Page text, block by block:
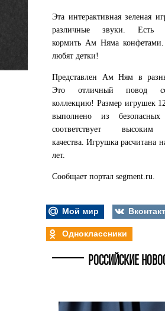
Эта интерактивная зеленая
различные звуки. Есть
кормить Ам Няма
любят детки!
Представлен Ам Ням в
Это отличный повод
коллекцию! Размер игрушек
выполнено из безопасных
соответствует высоким
качества. Игрушка расчитана
лет.
Сообщает портал segment.ru.
Мой мир
Одноклассники
РОССИЙСКИЕ